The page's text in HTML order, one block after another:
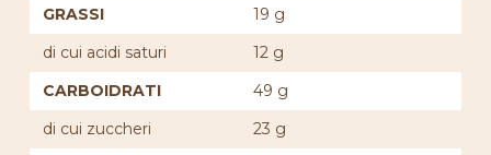
GRASSI
19 g
di cui acidi saturi
12 g
CARBOIDRATI
49 g
di cui zuccheri
23 g